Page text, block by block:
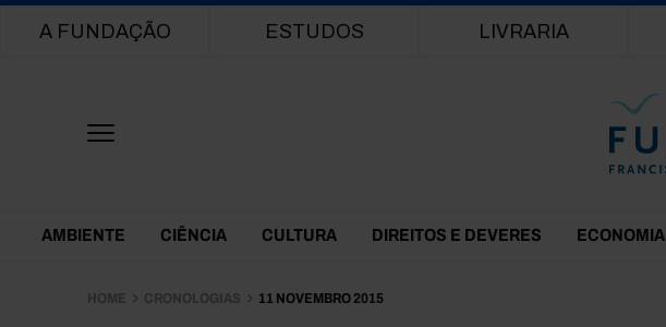
Main navigation
A FUNDAÇÃO ESTUDOS LIVRARIA
Themes Menu
AMBIENTE CIÊNCIA CULTURA DIREITOS E DEVERES ECONOMIA
HOME CRONOLOGIAS 11 NOVEMBRO 2015